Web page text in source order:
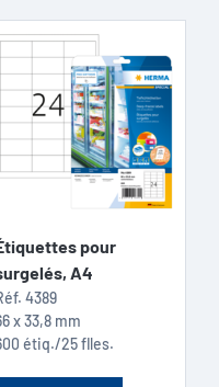
pour
A4
4389
x 33,8 mm
étiq./25 flles.